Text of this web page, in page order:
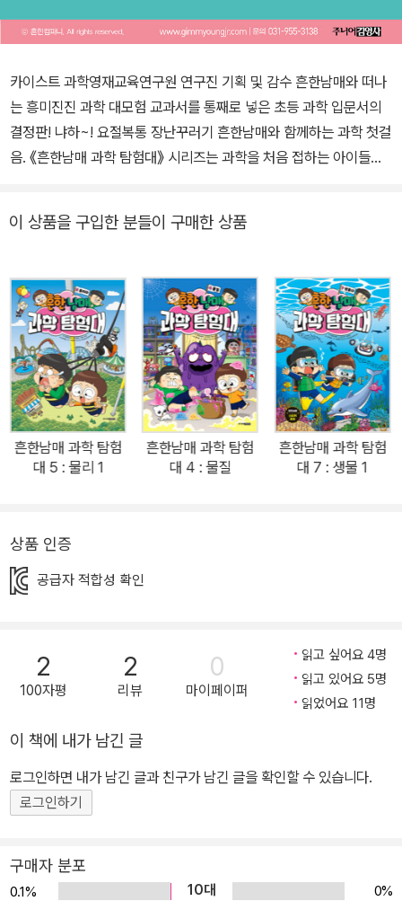
카이스트 과학영재교육연구원 연구진 기획 및 감수 흔한남매와 떠나
는 흥미진진 과학 대모험 교과서를 통째로 넣은 초등 과학 입문서의
결정판! 냐하~! 요절복통 장난꾸러기 흔한남매와 함께하는 과학 첫걸
음. 《흔한남매 과학 탐험대》 시리즈는 과학을 처음 접하는 아이들이
을 여행하며 쉽고 재미있게 과학 지식을 배운다. 초등학교 과학 교과
나라 관련 정보들을 더했다. 흔한남매와 함께라면 학교에서 처음 배
우는 과학이 두렵지 않다! 놀이공원 탐험에 이어 이번엔 가상 현실 게
임을 즐기며 물리 법칙을 알아본다. 친절한 게임방 누나의 안내로 가
상 현실 게임 속으로 들어간 남매와 이글루. 괴롭히는 간식단도 없겠
다, 이번엔 정말 편안하게 게임을 즐길 수 있을 거라 생각했지만….
‘빛이 사라진 마을에 무지개를 비춰라’, ‘얼음 여왕의 마음을 녹여라’
등 생각지도 못한 어려운 퀘스트들에 당황한다. 게다가 누군가 게임
을 조종하고 있는지 게임 종료는 되지 않고 무서운 파괴력을 가진 전
수 있을까?! 1. 최고의 과학 입문서를 만들기 위해 최고의 전문가들이
쉬운 일이 아닙니다. 이 책은 어려운 목표를 달성하기 위해 각 분야 최
화학, 생명과학, 지구과학 전공자로 구성된 연구진은 책의 주제 선정
과 목차 구성부터 내용 검토, 감수까지 도서 제작 전 과정에 참여하며
책의 완성도를 높였습니다. 학습정보를 흥미 있게 전달하기 위해 웹
툰 작가가 재미있는 이야기를 만들었고, 과학을 전공한 전문 작가가
분야에서 학위를 받은 전공자가 집필하였습니다. 캐릭터는 더 이상
설명이 필요 없는 이 시대 최고의 크리에이터 흔한남매가 출현하고,
게 미래의 주역인 아이들을 위한 고품격 과학 입문서를 개발하겠다는
공통의 목표하에 최고의 제작진들이 모여 전문성과 재미를 아우르는
이 상품을 구입한 분들이 구매한 상품
흔한남매 과학 탐험
대 5 : 물리 1
흔한남매 과학 탐험
대 4 : 물질
흔한남매 과학 탐험
대 7 : 생물 1
상품 인증
공급자 적합성 확인
2
100자평
2
리뷰
0
마이페이퍼
읽고 싶어요 4명
읽고 있어요 5명
읽었어요 11명
이 책에 내가 남긴 글
로그인하면 내가 남긴 글과 친구가 남긴 글을 확인할 수 있습니다.
로그인하기
구매자 분포
0.1% 10대
0%